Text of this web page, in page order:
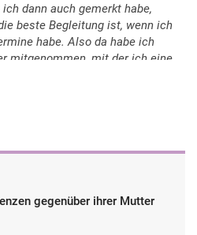
dann auch gemerkt habe,
beste Begleitung ist, wenn ich
habe. Also da habe ich
mitgenommen, mit der ich eine
führe.
gegenüber ihrer Mutter